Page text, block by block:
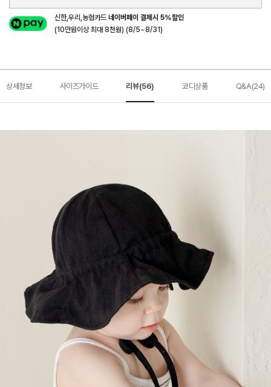
신한,우리,농협카드네이버페이 결제시 5%할인
(10만원이상 최대 8천원) (8/5~8/31)
상세정보 사이즈가이드 리뷰(56) 코디상품 Q&A(24)